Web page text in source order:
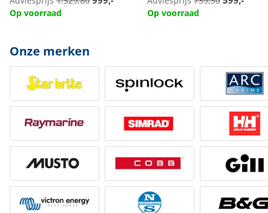
Op voorraad Op voorraad
Onze merken